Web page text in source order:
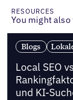
RESOURCES
You might
Blogs
Local SEO
und KI-